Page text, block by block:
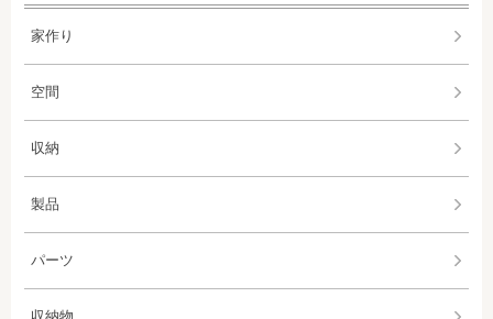
家作り
空間
収納
製品
パーツ